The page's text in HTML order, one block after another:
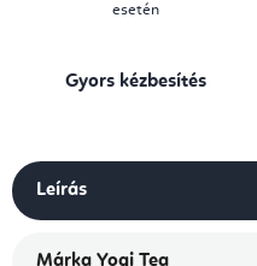
esetén
Gyors kézbesítés
Leírás
Márka Yogi Tea